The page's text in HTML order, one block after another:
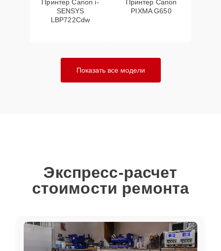
Принтер Canon i-
SENSYS
LBP722Cdw
Принтер Canon
PIXMA G650
Показать все модели
Экспресс-расчет
стоимости ремонта